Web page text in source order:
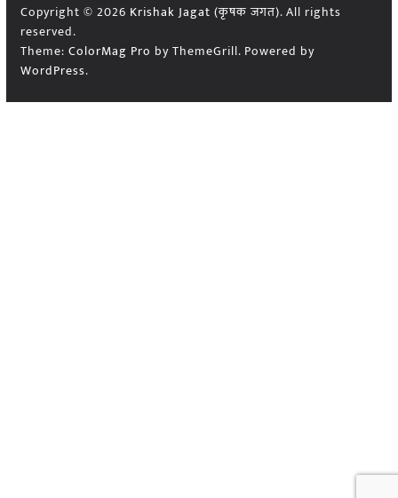
Copyright © 2026 Krishak Jagat (कृषक जगत). All rights
reserved.
Theme: ColorMag Pro by ThemeGrill. Powered by
WordPress.